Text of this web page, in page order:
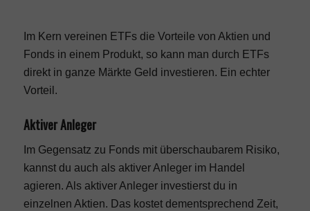
Im Kern vereinen ETFs die Vorteile von Aktien und
Fonds in einem Produkt, so kann man durch ETFs
direkt in ganze Märkte Geld investieren. Ein echter
Vorteil.
Aktiver Anleger
Im Gegensatz zu Fonds mit überschaubarem Risiko,
kannst du auch als aktiver Anleger im Handel
agieren. Als aktiver Anleger investierst du in
einzelnen Aktien. Das kostet dementsprechend Zeit,